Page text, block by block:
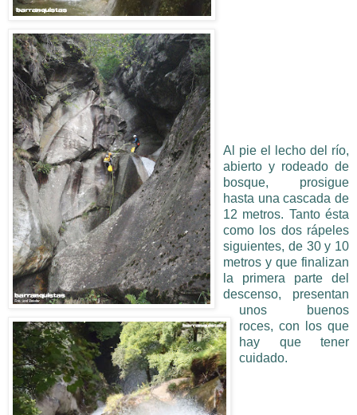
Al pie el lecho del río,
abierto y rodeado de
bosque, prosigue
hasta una cascada de
12 metros. Tanto ésta
como los dos rápeles
siguientes, de 30 y 10
metros y que finalizan
la primera parte del
descenso, presentan
unos buenos
roces, con los que
hay que tener
cuidado.